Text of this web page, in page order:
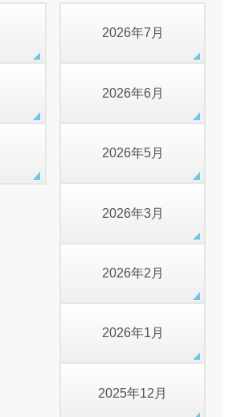
2026年7月
2026年6月
2026年5月
2026年3月
2026年2月
2026年1月
2025年12月